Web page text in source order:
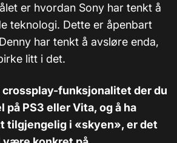
er hvordan Sony har tenkt å
teknologi. Dette er åpenbart
har tenkt å avsløre enda,
litt i det.
funksjonalitet der du
på PS3 eller Vita, og å ha
tilgjengelig i «skyen», er det